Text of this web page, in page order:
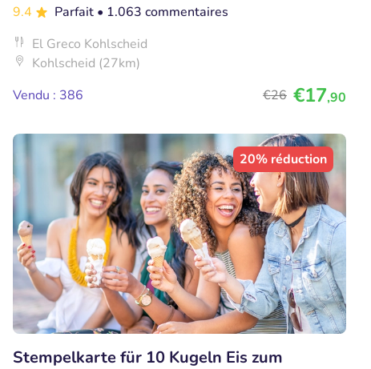
9.4
Parfait • 1.063 commentaires
El Greco Kohlscheid
Kohlscheid (27km)
Vendu : 386
€26 €17,90
20% réduction
Stempelkarte für 10 Kugeln Eis zum